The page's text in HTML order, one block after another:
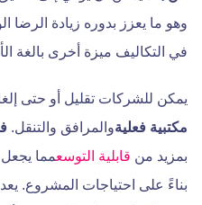
وهو ما يعزز بدوره زيادة الرضا
في التكاليف ميزة أخرى بالغة
يمكن للشركات تقليل أو حتى
مكتبية فعليةوالمرافق والتنقل.
بمزيد من قابلية التوسعمما
بناءً على احتياجات المشروع.